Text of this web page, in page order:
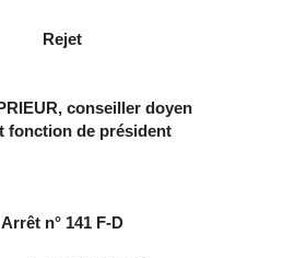
Rejet
conseiller doyen
fonction de président
Arrêt n° 141 F-D